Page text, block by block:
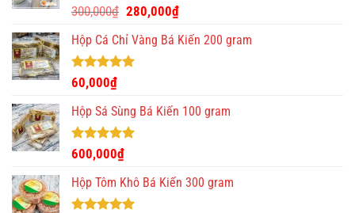
Được xếp
hạng
5.00
5 sao
300,000₫ Giá
là:
300,000₫.
280,000₫Giá
tại
Hộp Cá Chỉ Vàng Bá Kiến 200 gram
Được xếp
hạng
5.00
5 sao
60,000₫
Hộp Sá Sùng Bá Kiến 100 gram
Được xếp
hạng
5.00
5 sao
600,000₫
Hộp Tôm Khô Bá Kiến 300 gram